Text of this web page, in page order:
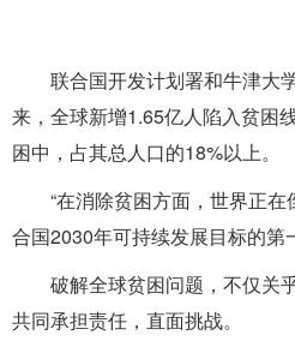
联合国开发计划署和牛津大
来，全球新增1.65亿人陷入贫困
困中，占其总人口的18%以上。
“在消除贫困方面，世界正
合国2030年可持续发展目标的第
破解全球贫困问题，不仅关
共同承担责任，直面挑战。